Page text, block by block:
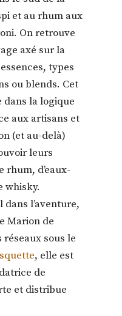
et au rhum aux
. On retrouve
axé sur la
types
ou blends. Cet
dans la logique
aux artisans et
(et au-delà)
leurs
rhum, d’eaux-
whisky.
dans l’aventure,
Marion de
réseaux sous le
, elle est
de
et distribue